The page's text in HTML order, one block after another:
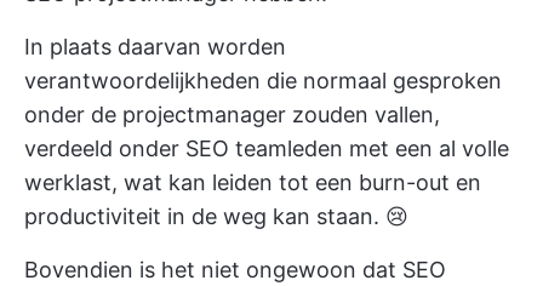
In plaats daarvan worden
verantwoordelijkheden die normaal gesproken
onder de projectmanager zouden vallen,
verdeeld onder SEO teamleden met een al volle
werklast, wat kan leiden tot een burn-out en
productiviteit in de weg kan staan. 😢
Bovendien is het niet ongewoon dat SEO